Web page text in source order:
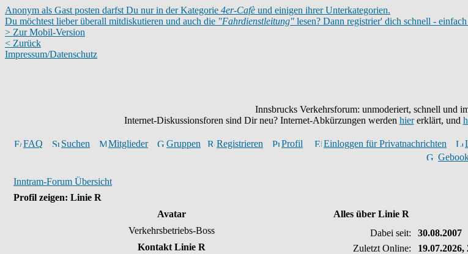
Anonym als Gast posten darfst Du nur in der Kategorie 4er-Cafè und einigen ihrer Unterkategorien.
Du möchtest lieber überall mitdiskutieren und auch die "Fahrdienstleitung" lesen? Dann registrier' dich schnell -
> Zur Mobil-Version
< Zurück
Impressum/Datenschutz
Innsbrucks Verkehrsforum: unmoderiert, schnell und
Internet-Diskussionsforen sind Dir neu? Internet-Abkürzungen werden hiererklärt, und
FAQ Suchen Mitglieder Gruppen Registrieren Profil Einloggen für Privatnachrichten
Inntram-Forum Übersicht
Profil zeigen: Linie R
Avatar
Alles über Linie R
Verkehrsbetriebs-Boss
Dabei seit:
30.08.2007
Zuletzt Online:
19.07.2026,
Kontakt Linie R